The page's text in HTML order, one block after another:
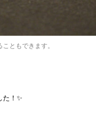
ともできます。
た！✨